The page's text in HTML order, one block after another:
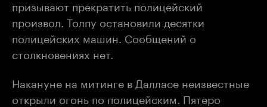
призывают прекратить полицейский
произвол. Толпу остановили десятки
полицейских машин. Сообщений о
столкновениях нет.
Накануне на митинге в Далласе неизвестные
открыли огонь по полицейским. Пятеро